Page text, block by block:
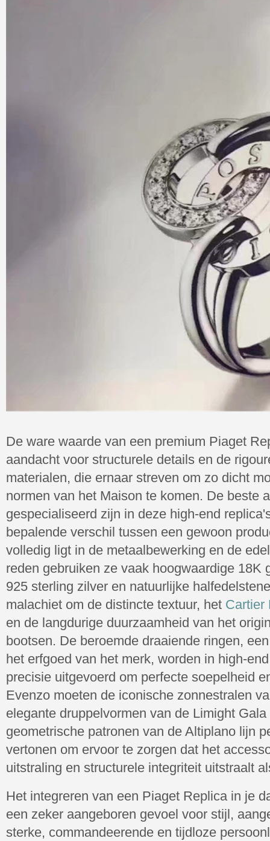
De ware waarde van een premium Piaget
aandacht voor structurele details en de
materialen, die ernaar streven om zo dicht
normen van het Maison te komen. De beste
gespecialiseerd zijn in deze high-end
bepalende verschil tussen een gewoon
volledig ligt in de metaalbewerking en de
reden gebruiken ze vaak hoogwaardige 18K
925 sterling zilver en natuurlijke
malachiet om de distincte textuur, het Cartier
en de langdurige duurzaamheid van het
bootsen. De beroemde draaiende ringen,
het erfgoed van het merk, worden in high-
precisie uitgevoerd om perfecte soepelheid
Evenzo moeten de iconische zonnestralen
elegante druppelvormen van de Limight
geometrische patronen van de Altiplano lijn
vertonen om ervoor te zorgen dat het
uitstraling en structurele integriteit uitstraalt
Het integreren van een Piaget Replica in je
een zeker aangeboren gevoel voor stijl,
sterke, commandeerende en tijdloze